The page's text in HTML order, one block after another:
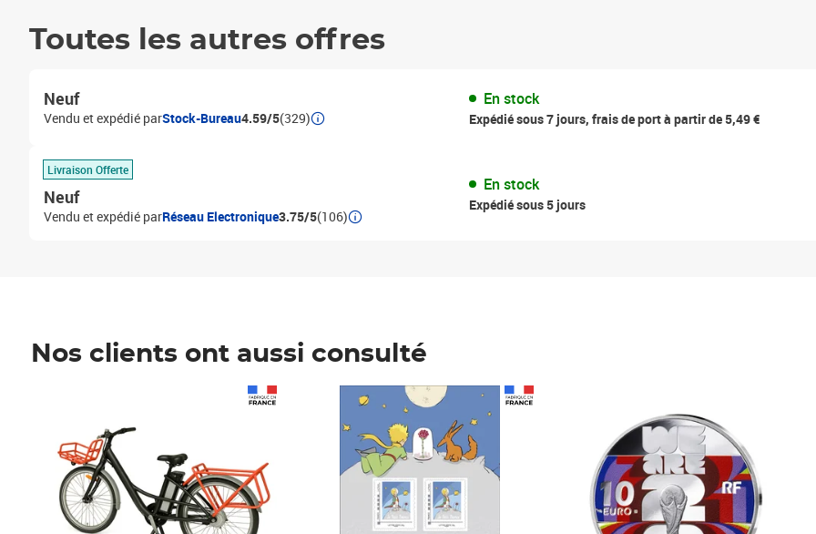
Toutes les autres offres
Neuf
Vendu et expédié parStock-Bureau4.59/5(329)
En stock
Expédié sous 7 jours, frais de port à partir de 5,49 €
Livraison Offerte
Neuf
Vendu et expédié parRéseau Electronique3.75/5(106)
En stock
Expédié sous 5 jours
Nos clients ont aussi consulté
Prix 7,50€